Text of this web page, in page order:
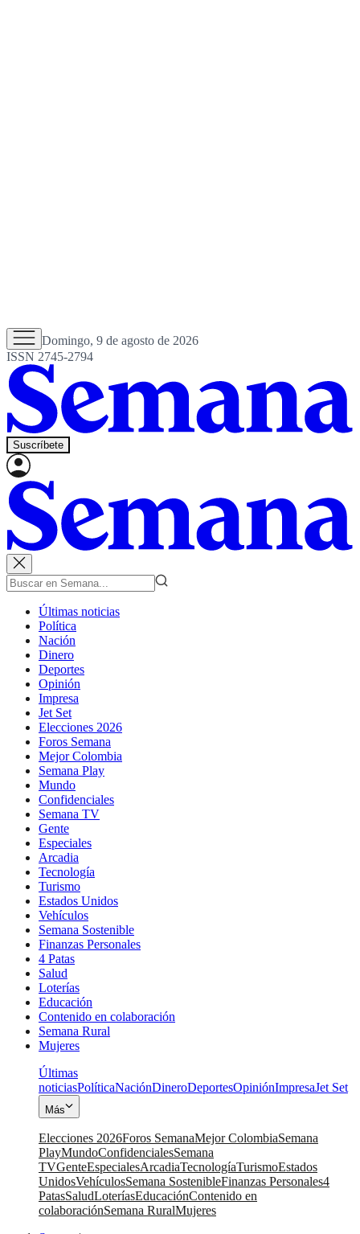
Domingo, 9 de agosto de 2026
ISSN 2745-2794
Suscríbete
Últimas noticias
Política
Nación
Dinero
Deportes
Opinión
Impresa
Jet Set
Elecciones 2026
Foros Semana
Mejor Colombia
Semana Play
Mundo
Confidenciales
Semana TV
Gente
Especiales
Arcadia
Tecnología
Turismo
Estados Unidos
Vehículos
Semana Sostenible
Finanzas Personales
4 Patas
Salud
Loterías
Educación
Contenido en colaboración
Semana Rural
Mujeres
Últimas
noticiasPolíticaNaciónDineroDeportesOpiniónImpresaJet Set
Más
Elecciones 2026Foros SemanaMejor ColombiaSemana
PlayMundoConfidencialesSemana
TVGenteEspecialesArcadiaTecnologíaTurismoEstados
UnidosVehículosSemana SostenibleFinanzas Personales4
PatasSaludLoteríasEducaciónContenido en
colaboraciónSemana RuralMujeres